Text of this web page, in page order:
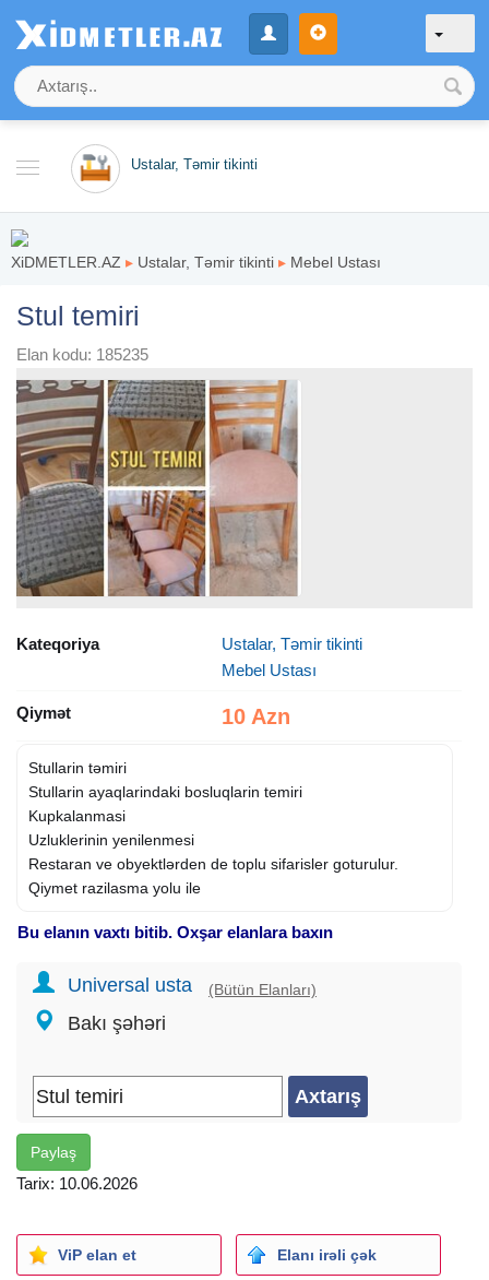
Ustalar, Təmir tikinti
XiDMETLER.AZ ▸ Ustalar, Təmir tikinti ▸ Mebel Ustası
Stul temiri
Elan kodu: 185235
Kateqoriya
Ustalar, Təmir tikinti
Mebel Ustası
Qiymət 10 Azn
Stullarin təmiri
Stullarin ayaqlarindaki bosluqlarin temiri
Kupkalanmasi
Uzluklerinin yenilenmesi
Restaran ve obyektlərden de toplu sifarisler goturulur.
Qiymet razilasma yolu ile
Bu elanın vaxtı bitib. Oxşar elanlara baxın
Universal usta (Bütün Elanları)
Bakı şəhəri
Paylaş
Tarix: 10.06.2026
ViP elan et Elanı irəli çək